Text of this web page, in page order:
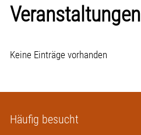
Veranstaltungen
Keine Einträge vorhanden
Häufig besucht